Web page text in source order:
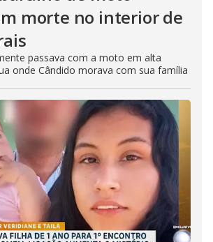
morte no interior de
passava com a moto em alta
onde Cândido morava com sua família